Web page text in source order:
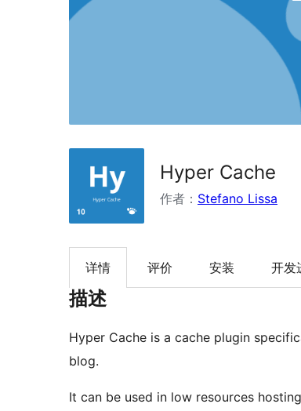
Hyper Cache
作者： Stefano Lissa
详情 评价 安装 开发
描述
Hyper Cache is a cache plugin
blog.
It can be used in low resources